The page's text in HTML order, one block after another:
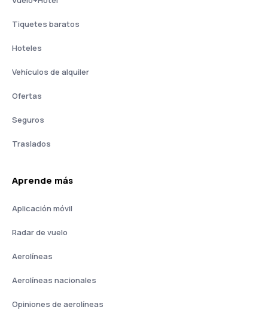
Tiquetes baratos
Hoteles
Vehículos de alquiler
Ofertas
Seguros
Traslados
Aprende más
Aplicación móvil
Radar de vuelo
Aerolíneas
Aerolíneas nacionales
Opiniones de aerolíneas